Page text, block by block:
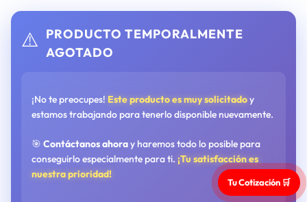
⚠️ PRODUCTO TEMPORALMENTE
AGOTADO
¡No te preocupes! Este producto es muy solicitadoy
estamos trabajando para tenerlo disponible nuevamente.
🎯 Contáctanos ahoray haremos todo lo posible para
conseguirlo especialmente para ti. ¡Tu satisfacción es
nuestra prioridad!
Tu Cotización 🛒